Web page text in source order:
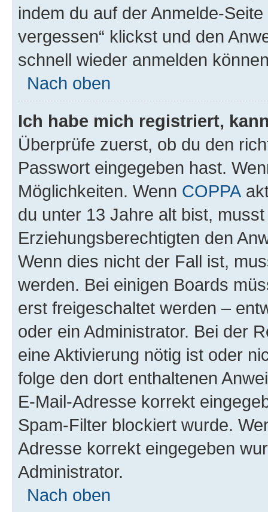
indem du auf der Anmelde-
vergessen“ klickst und den
schnell wieder anmelden
Nach oben
Ich habe mich registriert,
Überprüfe zuerst, ob du den
Passwort eingegeben hast.
Möglichkeiten. Wenn COPPA
du unter 13 Jahre alt bist,
Erziehungsberechtigten den
Wenn dies nicht der Fall ist,
werden. Bei einigen Boards
erst freigeschaltet werden –
oder ein Administrator. Bei der
eine Aktivierung nötig ist oder
folge den dort enthaltenen
E-Mail-Adresse korrekt
Spam-Filter blockiert wurde.
Adresse korrekt eingegeben
Administrator.
Nach oben